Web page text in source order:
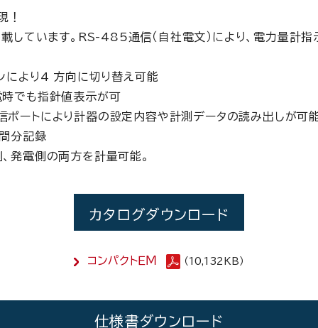
！
ています。RS-485通信（自社電文）により、電力量計指
より4 方向に切り替え可能
時でも指針値表示が可
ポートにより計器の設定内容や計測データの読み出しが
分記録
発電側の両方を計量可能。
カタログダウンロード
コンパクトＥＭ （10,132KB）
仕様書ダウンロード